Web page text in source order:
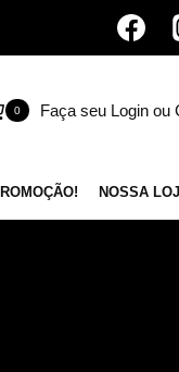
0 Faça seu Login ou
NOSSA